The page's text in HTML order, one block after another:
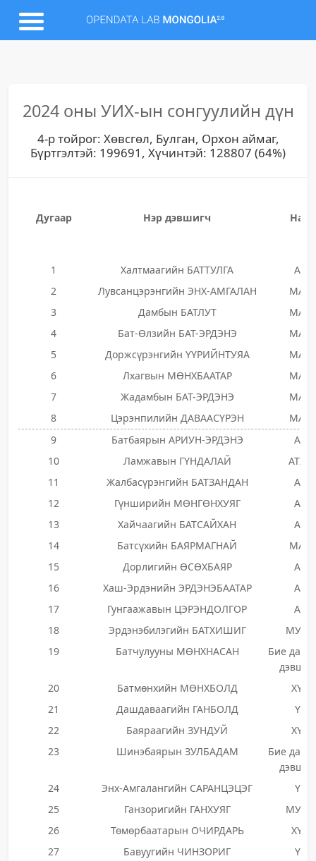
2024 оны УИХ-ын сонгуулийн дүн
4-р тойрог: Хөвсгөл, Булган, Орхон аймаг,
Бүртгэлтэй: 199691, Хүчинтэй: 128807 (64%)
Дугаар Нэр дэвшигч Нам
1 Халтмаагийн БАТТУЛГА
АН
2
Лувсанцэрэнгийн ЭНХ-АМГАЛАН
МАН
3
Дамбын БАТЛУТ
МАН
4
Бат-Өлзийн БАТ-ЭРДЭНЭ
МАН
5
Доржсүрэнгийн ҮҮРИЙНТУЯА
МАН
6
Лхагвын МӨНХБААТАР
МАН
7
Жадамбын БАТ-ЭРДЭНЭ
МАН
8
Цэрэнпилийн ДАВААСҮРЭН
МАН
9
Батбаярын АРИУН-ЭРДЭНЭ
АН
10
Ламжавын ГҮНДАЛАЙ
АТХН
11
Жалбасүрэнгийн БАТЗАНДАН
АН
12
Гүнширийн МӨНГӨНХУЯГ
АН
13
Хайчаагийн БАТСАЙХАН
АН
14
Батсүхийн БАЯРМАГНАЙ
МАН
15
Дорлигийн ӨСӨХБАЯР
АН
16
Хаш-Эрдэнийн ЭРДЭНЭБААТАР
АН
17
Гунгаажавын ЦЭРЭНДОЛГОР
АН
18
Эрдэнэбилэгийн БАТХИШИГ
МУНН
19
Батчулууны МӨНХНАСАН
Бие даан
20
Батмөнхийн МӨНХБОЛД
ХҮН
21
Дашдаваагийн ГАНБОЛД
ҮЭ
22
Баяраагийн ЗУНДУЙ
ХҮН
23
Шинэбаярын ЗУЛБАДАМ
Бие даан
24
Энх-Амгалангийн САРАНЦЭЦЭГ
ҮЭ
25
Ганзоригийн ГАНХУЯГ
МУНН
26
Төмөрбаатарын ОЧИРДАРЬ
ХҮН
27
Бавуугийн ЧИНЗОРИГ
ҮЭ